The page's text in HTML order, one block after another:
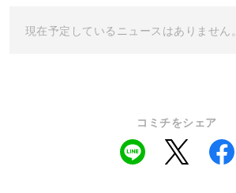
現在予定しているニュースはありません。
コミチをシェア